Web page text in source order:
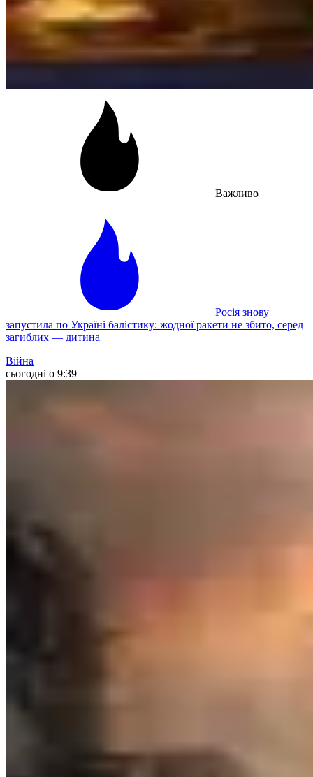
Важливо
Росія знову
запустила по Україні балістику: жодної ракети не збито, серед
загиблих — дитина
Війна
сьогодні о 9:39